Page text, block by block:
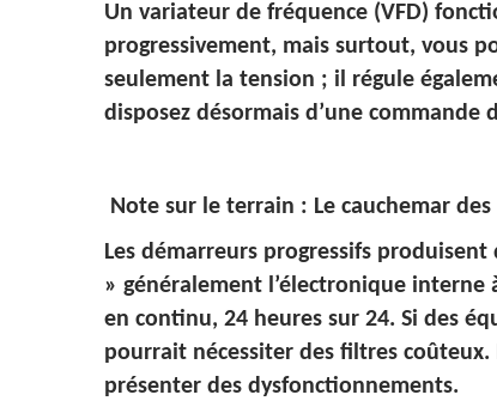
Un variateur de fréquence (VFD)
progressivement, mais surtout, vous
seulement la tension ; il régule
disposez désormais d’une commande
Note sur le terrain : Le cauchemar
Les démarreurs progressifs
» généralement l’électronique interne
en continu, 24 heures sur 24. Si des
pourrait nécessiter des filtres coûteux.
présenter des dysfonctionnements.